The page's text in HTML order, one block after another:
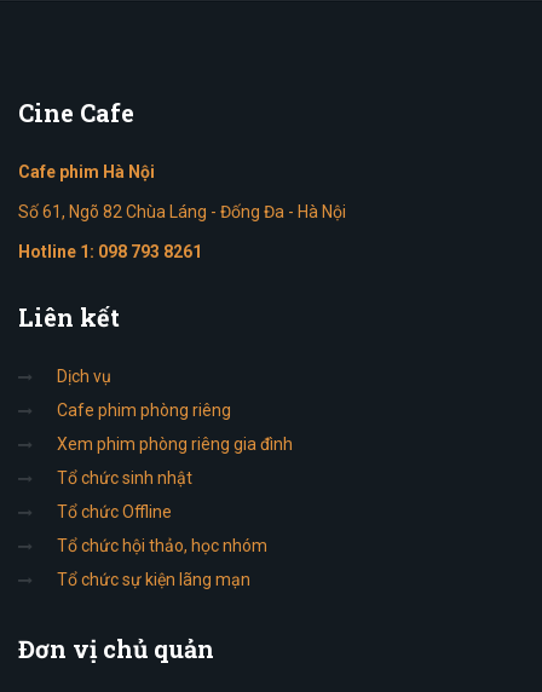
Cine Cafe
Cafe phim Hà Nội
Số 61, Ngõ 82 Chùa Láng - Đống Đa - Hà Nội
Hotline 1: 098 793 8261
Liên kết
Dịch vụ
Cafe phim phòng riêng
Xem phim phòng riêng gia đình
Tổ chức sinh nhật
Tổ chức Offline
Tổ chức hội thảo, học nhóm
Tổ chức sự kiện lãng mạn
Đơn vị chủ quản